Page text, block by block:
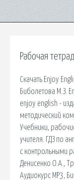
Рабочая
Скачать Enjoy
Биболетова М.З.
enjoy english -
методический
Учебники,
учителя. ГДЗ по
с контрольными
Денисенко О.А.,
Аудиокурс MP3,